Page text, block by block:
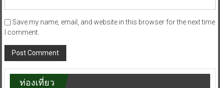
Save my name, email, and website in this browser for the next time
I comment.
ท่องเที่ยว